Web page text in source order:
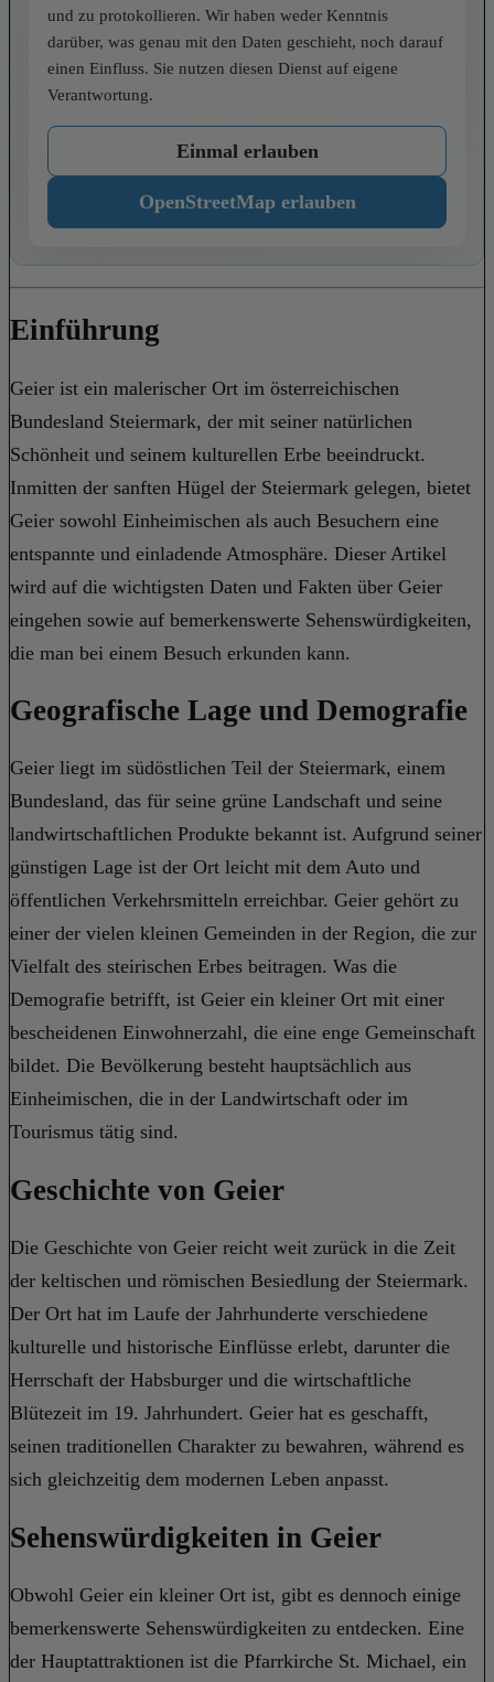
und zu protokollieren. Wir haben weder Kenntnis
darüber, was genau mit den Daten geschieht, noch darauf
einen Einfluss. Sie nutzen diesen Dienst auf eigene
Verantwortung.
Einmal erlauben
OpenStreetMap erlauben
Einführung
Geier ist ein malerischer Ort im österreichischen
Bundesland Steiermark, der mit seiner natürlichen
Schönheit und seinem kulturellen Erbe beeindruckt.
Inmitten der sanften Hügel der Steiermark gelegen, bietet
Geier sowohl Einheimischen als auch Besuchern eine
entspannte und einladende Atmosphäre. Dieser Artikel
wird auf die wichtigsten Daten und Fakten über Geier
eingehen sowie auf bemerkenswerte Sehenswürdigkeiten,
die man bei einem Besuch erkunden kann.
Geografische Lage und Demografie
Geier liegt im südöstlichen Teil der Steiermark, einem
Bundesland, das für seine grüne Landschaft und seine
landwirtschaftlichen Produkte bekannt ist. Aufgrund seiner
günstigen Lage ist der Ort leicht mit dem Auto und
öffentlichen Verkehrsmitteln erreichbar. Geier gehört zu
einer der vielen kleinen Gemeinden in der Region, die zur
Vielfalt des steirischen Erbes beitragen. Was die
Demografie betrifft, ist Geier ein kleiner Ort mit einer
bescheidenen Einwohnerzahl, die eine enge Gemeinschaft
bildet. Die Bevölkerung besteht hauptsächlich aus
Einheimischen, die in der Landwirtschaft oder im
Tourismus tätig sind.
Geschichte von Geier
Die Geschichte von Geier reicht weit zurück in die Zeit
der keltischen und römischen Besiedlung der Steiermark.
Der Ort hat im Laufe der Jahrhunderte verschiedene
kulturelle und historische Einflüsse erlebt, darunter die
Herrschaft der Habsburger und die wirtschaftliche
Blütezeit im 19. Jahrhundert. Geier hat es geschafft,
seinen traditionellen Charakter zu bewahren, während es
sich gleichzeitig dem modernen Leben anpasst.
Sehenswürdigkeiten in Geier
Obwohl Geier ein kleiner Ort ist, gibt es dennoch einige
bemerkenswerte Sehenswürdigkeiten zu entdecken. Eine
der Hauptattraktionen ist die Pfarrkirche St. Michael, ein